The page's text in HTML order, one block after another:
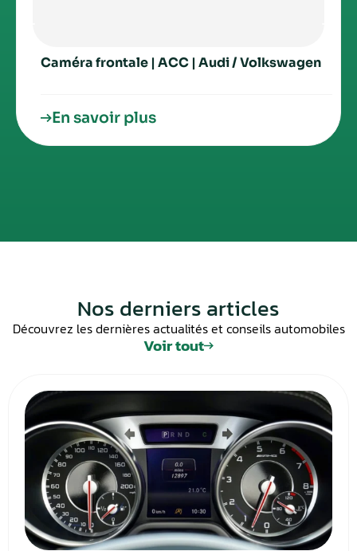
Caméra frontale | ACC | Audi / Volkswagen
En savoir plus
Nos derniers articles
Découvrez les dernières actualités et conseils automobiles
Voir tout